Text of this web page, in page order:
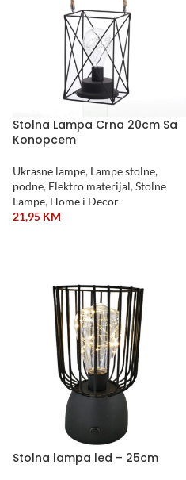
Stolna Lampa Crna 20cm Sa
Konopcem
Ukrasne lampe, Lampe stolne,
podne, Elektro materijal, Stolne
Lampe, Home i Decor
21,95 KM
Stolna lampa led – 25cm